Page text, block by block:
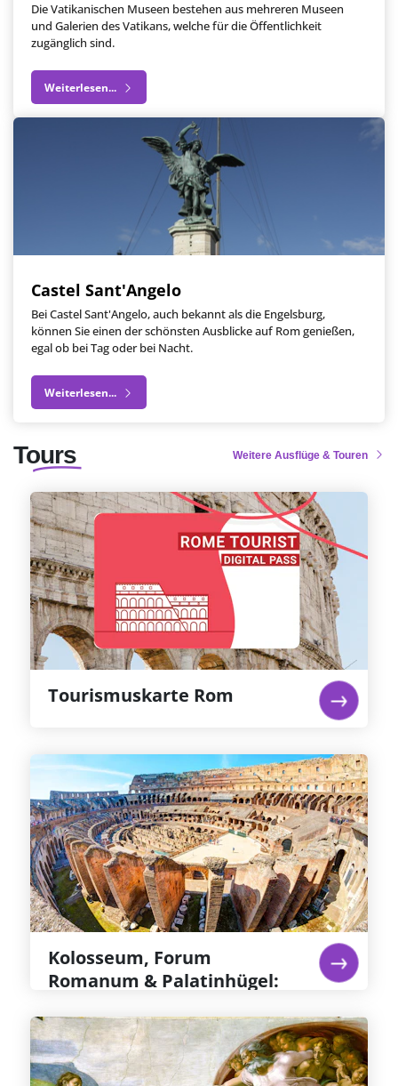
Tours Weitere Ausflüge & Touren
Tourismuskarte Rom
Tourismuskarte Rom
Rom wurde zwar nicht an einem Tag erbaut,
aber Sie können das Beste davon an nur einem
Tag sehen! Sichern Sie sich die Rom Tourist Card
und Sie sind mit Ihrer Touristenkarte für Rom
für die wichtigsten Orte in Rom bestens
gerüstet.
Weiterlesen...
Kolosseum, Forum
Romanum & Palatinhügel:
Kolosseum, Forum Romanum &
Palatinhügel: Priorisierter
Eintritt
Besuchen Sie das Kolosseum und erhalten Sie
Zutritt zu dem normalerweise gesperrten
Bereich der Arena, auf dem die Gladiatoren um
ihr Leben kämpften. Erkunden Sie das Forum
Romanum und den Palatinhügel.
Weiterlesen...
Vatikanische Museen &
Sixtinische Kapell
Die Vatikanischen Museen bestehen aus mehreren Museen
und Galerien des Vatikans, welche für die Öffentlichkeit
zugänglich sind.
Weiterlesen...
Castel Sant'Angelo
Bei Castel Sant'Angelo, auch bekannt als die Engelsburg,
können Sie einen der schönsten Ausblicke auf Rom genießen,
egal ob bei Tag oder bei Nacht.
Weiterlesen...